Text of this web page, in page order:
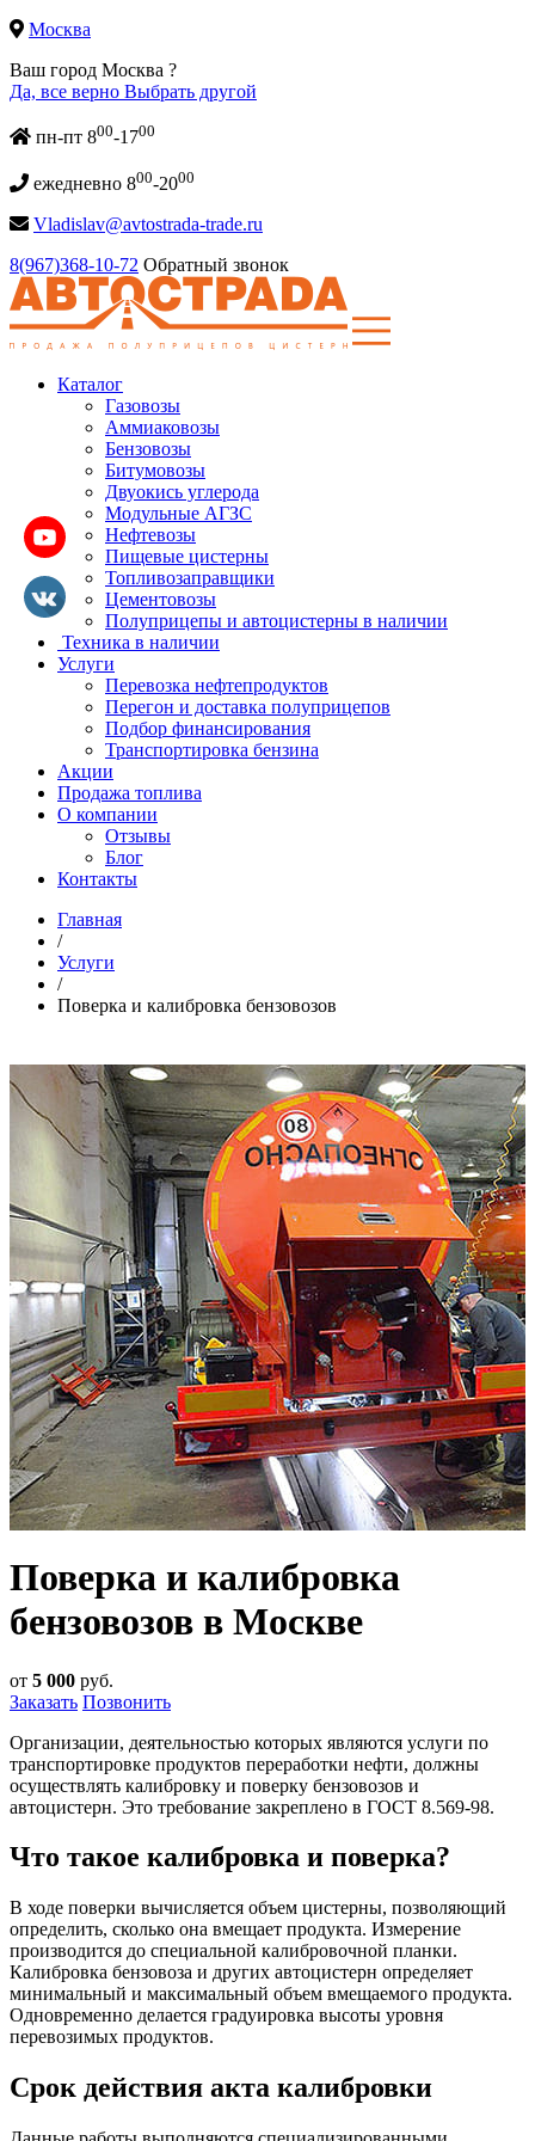
Москва
Ваш город Москва ?
Да, все верно Выбрать другой
пн-пт 800-1700
ежедневно 800-2000
Vladislav@avtostrada-trade.ru
8(967)368-10-72 Обратный звонок
Каталог
Газовозы
Аммиаковозы
Бензовозы
Битумовозы
Двуокись углерода
Модульные АГЗС
Нефтевозы
Пищевые цистерны
Топливозаправщики
Цементовозы
Полуприцепы и автоцистерны в наличии
Техника в наличии
Услуги
Перевозка нефтепродуктов
Перегон и доставка полуприцепов
Подбор финансирования
Транспортировка бензина
Акции
Продажа топлива
О компании
Отзывы
Блог
Контакты
Главная
/
Услуги
/
Поверка и калибровка бензовозов
Поверка и калибровка
бензовозов в Москве
от 5 000 руб.
Заказать Позвонить
Организации, деятельностью которых являются услуги по
транспортировке продуктов переработки нефти, должны
осуществлять калибровку и поверку бензовозов и
автоцистерн. Это требование закреплено в ГОСТ 8.569-98.
Что такое калибровка и поверка?
В ходе поверки вычисляется объем цистерны, позволяющий
определить, сколько она вмещает продукта. Измерение
производится до специальной калибровочной планки.
Калибровка бензовоза и других автоцистерн определяет
минимальный и максимальный объем вмещаемого продукта.
Одновременно делается градуировка высоты уровня
перевозимых продуктов.
Срок действия акта калибровки